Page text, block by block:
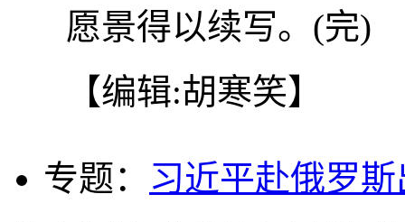
愿景得以续写。(完)
【编辑:胡寒笑】
专题： 习近平赴俄罗